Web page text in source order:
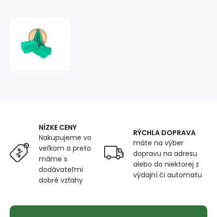
NÍZKE CENY
Nakupujeme vo
veľkom a preto
máme s
dodávateľmi
dobré vzťahy
RÝCHLA DOPRAVA
máte na výber
dopravu na adresu
alebo do niektorej z
výdajní či automatu